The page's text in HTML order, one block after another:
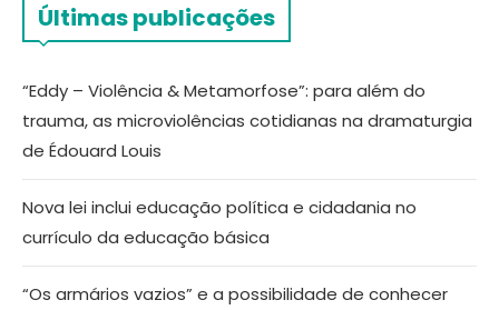
Últimas publicações
“Eddy – Violência & Metamorfose”: para além do
trauma, as microviolências cotidianas na dramaturgia
de Édouard Louis
Nova lei inclui educação política e cidadania no
currículo da educação básica
“Os armários vazios” e a possibilidade de conhecer